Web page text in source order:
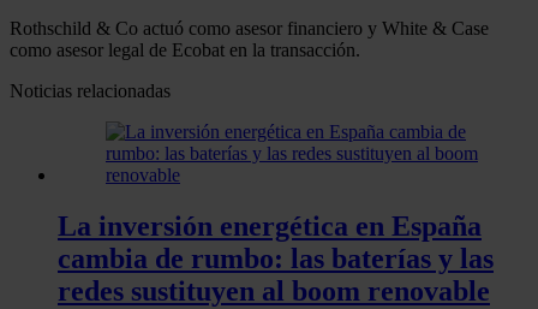
Rothschild & Co actuó como asesor financiero y White & Case
como asesor legal de Ecobat en la transacción.
Noticias relacionadas
La inversión energética en España
cambia de rumbo: las baterías y las
redes sustituyen al boom renovable